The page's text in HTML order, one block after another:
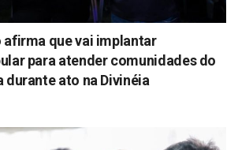
afirma que vai implantar
para atender comunidades do
durante ato na Divinéia